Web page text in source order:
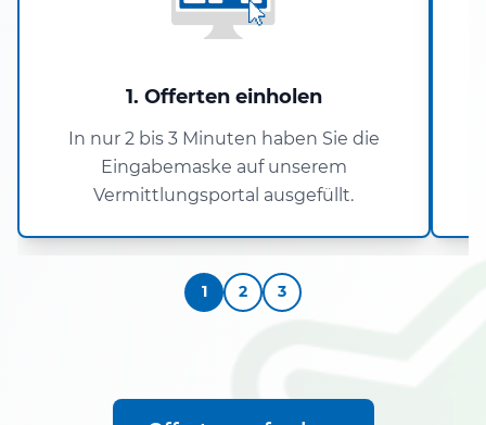
1. Offerten einholen
In nur 2 bis 3 Minuten haben Sie die
Eingabemaske auf unserem
Vermittlungsportal ausgefüllt.
1 2 3